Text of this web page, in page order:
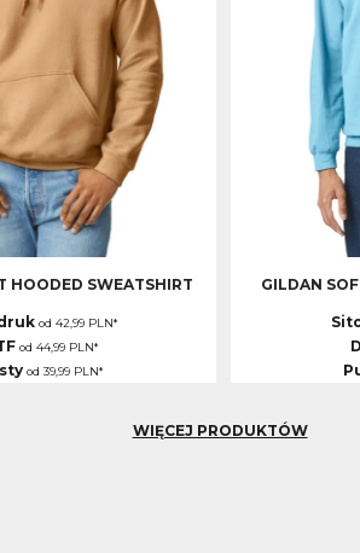
HOODED SWEATSHIRT
od 42,99 PLN*
od 44,99 PLN*
od 39,99 PLN*
GILDAN
WIĘCEJ PRODUKTÓW